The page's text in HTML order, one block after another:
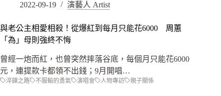
2022-09-19 演藝人 Artist
與老公主相愛相殺！從爆紅到每月只能花6000 周蕙
「為」母則強終不悔
曾經一炮而紅，也曾突然摔落谷底，每個月只能花6000
元，連提款卡都領不出錢；9月開唱…
淬鍊之路 不服輸的勇氣 演唱會 人物專訪 親子關係